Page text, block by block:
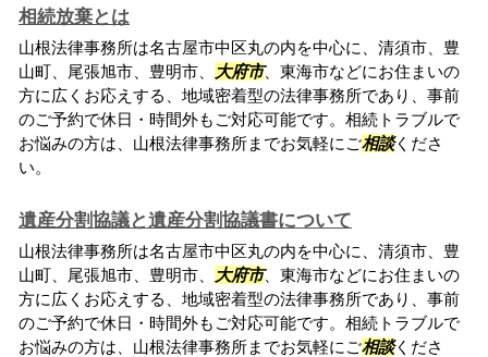
相続放棄とは
山根法律事務所は名古屋市中区丸の内を中心に、清須市、豊
山町、尾張旭市、豊明市、
大府市、東海市などにお住まいの
方に広くお応えする、地域密着型の法律事務所であり、事前
のご予約で休日・時間外もご対応可能です。相続トラブルで
お悩みの方は、山根法律事務所までお気軽にご相談くださ
い。
遺産分割協議と遺産分割協議書について
山根法律事務所は名古屋市中区丸の内を中心に、清須市、豊
山町、尾張旭市、豊明市、
大府市、東海市などにお住まいの
方に広くお応えする、地域密着型の法律事務所であり、事前
のご予約で休日・時間外もご対応可能です。相続トラブルで
お悩みの方は、山根法律事務所までお気軽にご相談くださ